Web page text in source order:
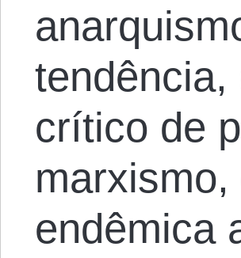
crítico de
endêmica